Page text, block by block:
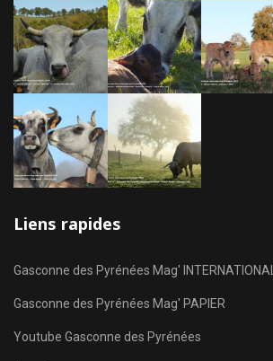
Liens rapides
Gasconne des Pyrénées Mag' INTERNATIONAL
Gasconne des Pyrénées Mag' PAPIER
Youtube Gasconne des Pyrénées